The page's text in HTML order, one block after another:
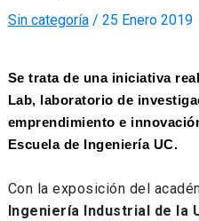
Sin categoría/ 25 Enero 2019
Se trata de una iniciativa
Lab, laboratorio de
emprendimiento e
Escuela de Ingeniería UC.
Con la exposición del
Ingeniería Industrial de la